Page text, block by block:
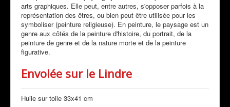
Livre d'Or
Contact
Prestations
arts graphiques. Elle peut, entre autres, s'opposer parfois à la
représentation des êtres, ou bien peut être utilisée pour les
symboliser (peinture religieuse). En peinture, le paysage est un
genre aux côtés de la peinture d'histoire, du portrait, de la
peinture de genre et de la nature morte et de la peinture
figurative.
Envolée sur le Lindre
Huile sur toile 33x41 cm